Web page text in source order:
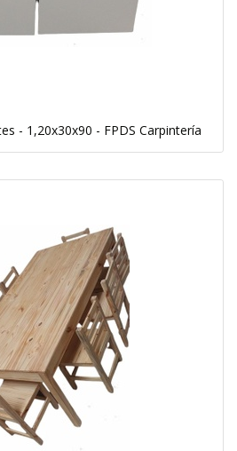
- 1,20x30x90 - FPDS Carpintería